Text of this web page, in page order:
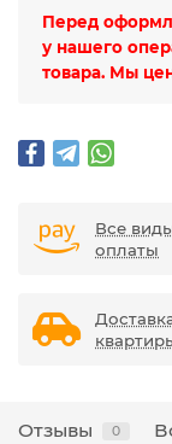
Перед
у нашего
товара. Мы
Все
оплаты
Отзывы 0